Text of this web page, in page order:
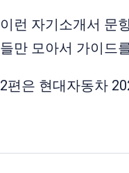
이런 자기소개서 문
들만 모아서 가이드
2편은 현대자동차